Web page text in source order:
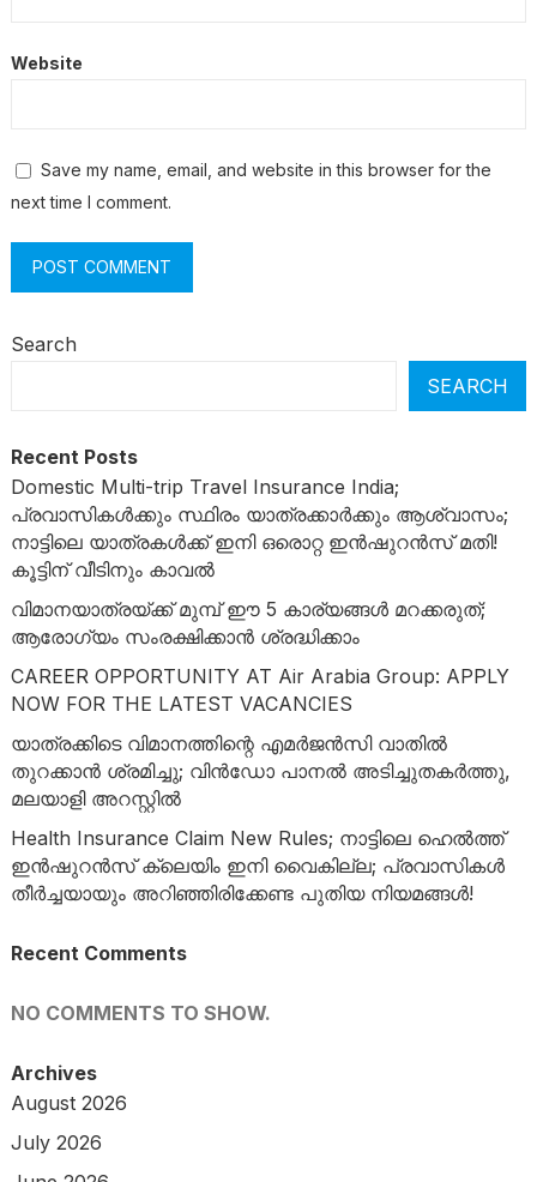
Website
Save my name, email, and website in this browser for the
next time I comment.
Search
SEARCH
Recent Posts
Domestic Multi-trip Travel Insurance India;
പ്രവാസികൾക്കും സ്ഥിരം യാത്രക്കാർക്കും ആശ്വാസം;
നാട്ടിലെ യാത്രകൾക്ക് ഇനി ഒരൊറ്റ ഇൻഷുറൻസ് മതി!
കൂട്ടിന് വീടിനും കാവൽ
വിമാനയാത്രയ്ക്ക് മുമ്പ് ഈ 5 കാര്യങ്ങൾ മറക്കരുത്;
ആരോഗ്യം സംരക്ഷിക്കാൻ ശ്രദ്ധിക്കാം
CAREER OPPORTUNITY AT Air Arabia Group: APPLY
NOW FOR THE LATEST VACANCIES
യാത്രക്കിടെ വിമാനത്തിന്റെ എമർജൻസി വാതിൽ
തുറക്കാൻ ശ്രമിച്ചു; വിൻഡോ പാനൽ അടിച്ചുതകർത്തു,
മലയാളി അറസ്റ്റിൽ
Health Insurance Claim New Rules; നാട്ടിലെ ഹെൽത്ത്
ഇൻഷുറൻസ് ക്ലെയിം ഇനി വൈകില്ല; പ്രവാസികൾ
തീർച്ചയായും അറിഞ്ഞിരിക്കേണ്ട പുതിയ നിയമങ്ങൾ!
Recent Comments
NO COMMENTS TO SHOW.
Archives
August 2026
July 2026